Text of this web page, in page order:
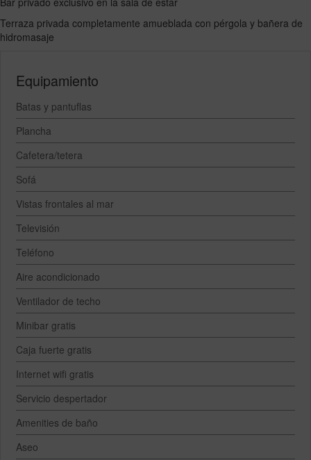
Terraza privada completamente amueblada con pérgola y bañera de
hidromasaje
Equipamiento
Batas y pantuflas
Plancha
Cafetera/tetera
Sofá
Vistas frontales al mar
Televisión
Teléfono
Aire acondicionado
Ventilador de techo
Minibar gratis
Caja fuerte gratis
Internet wifi gratis
Servicio despertador
Amenities de baño
Aseo